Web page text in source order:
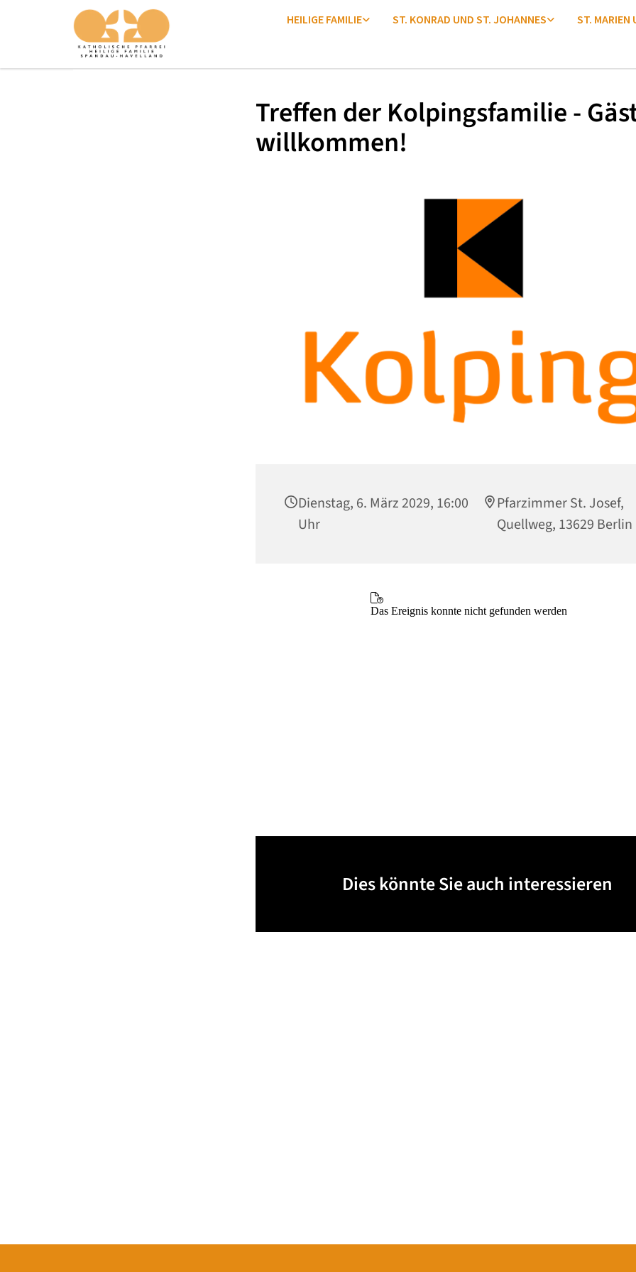
HEILIGE FAMILIE ST. KONRAD UND ST. JOHANNES ST. MARIEN
Treffen der Kolpingsfamilie -
willkommen!
Dienstag, 6. März 2029, 16:00
Uhr
Pfarzimmer St. Josef,
Quellweg, 13629 Berlin
Dies könnte Sie auch interessieren